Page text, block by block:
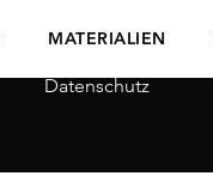
MATERIALIEN
Datenschutz